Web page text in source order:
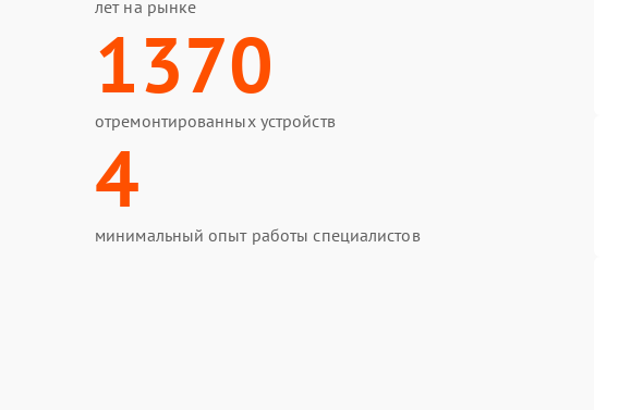
лет на рынке
1370
отремонтированных устройств
4
минимальный опыт работы специалистов